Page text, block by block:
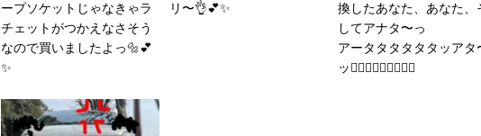
ープソケットじゃなきゃラ
チェットがつかえなさそう
なので買いましたよっ🔩💕
✨
リ〜👌💕✨
換したあなた、あなた、
してアナタ〜っ
アータタタタタタッアタ
ッ👈🏻👈🏻👈🏻👈🏻💥